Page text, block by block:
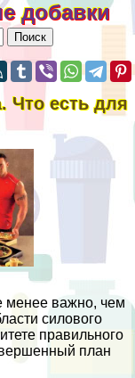
добавки
Что есть для
менее важно, чем
силового
правильного
план